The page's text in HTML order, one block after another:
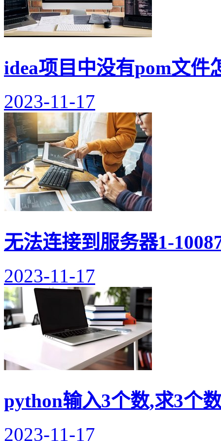
idea项目中没有pom文件
2023-11-17
无法连接到服务器1-
2023-11-17
python输入3个数,求3个
2023-11-17